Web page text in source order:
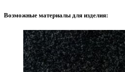
Возможные материалы для изделия: